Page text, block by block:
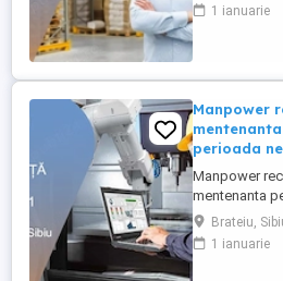
descarcarea
1 ianuarie
Manpower
perioada
Manpower
mentenanta
Medias unde
fabricarea de
Brateiu,
1 ianuarie